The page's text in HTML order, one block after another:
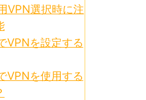
VPN選択時に注
VPNを設定する
VPNを使用する